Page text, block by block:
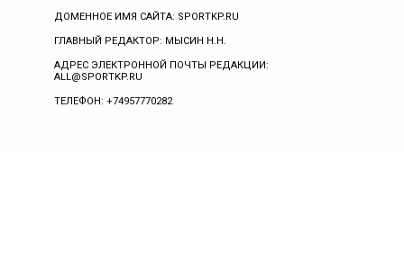
ДОМЕННОЕ ИМЯ САЙТА: SPORTKP.RU
ГЛАВНЫЙ РЕДАКТОР: МЫСИН Н.Н.
АДРЕС ЭЛЕКТРОННОЙ ПОЧТЫ РЕДАКЦИИ:
ALL@SPORTKP.RU
ТЕЛЕФОН: +74957770282